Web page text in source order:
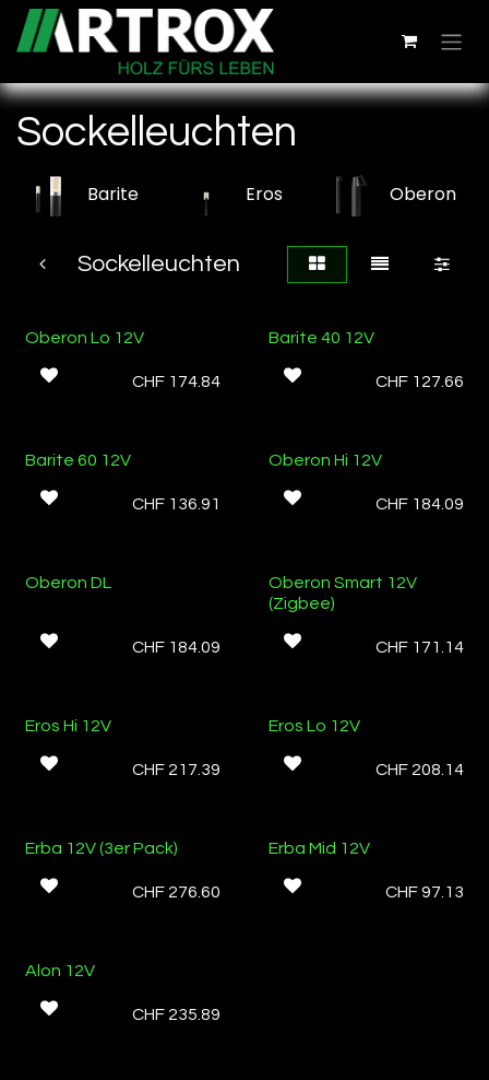
Zum Inhalt springen
Sockelleuchten
Barite Eros Oberon
Sockelleuchten
Oberon Lo 12V
CHF 174.84
Barite 40 12V
CHF 127.66
Barite 60 12V
CHF 136.91
Oberon Hi 12V
CHF 184.09
Oberon DL
CHF 184.09
Oberon Smart 12V
(Zigbee)
CHF 171.14
Eros Hi 12V
CHF 217.39
Eros Lo 12V
CHF 208.14
Erba 12V (3er Pack)
CHF 276.60
Erba Mid 12V
CHF97.13
Alon 12V
CHF 235.89